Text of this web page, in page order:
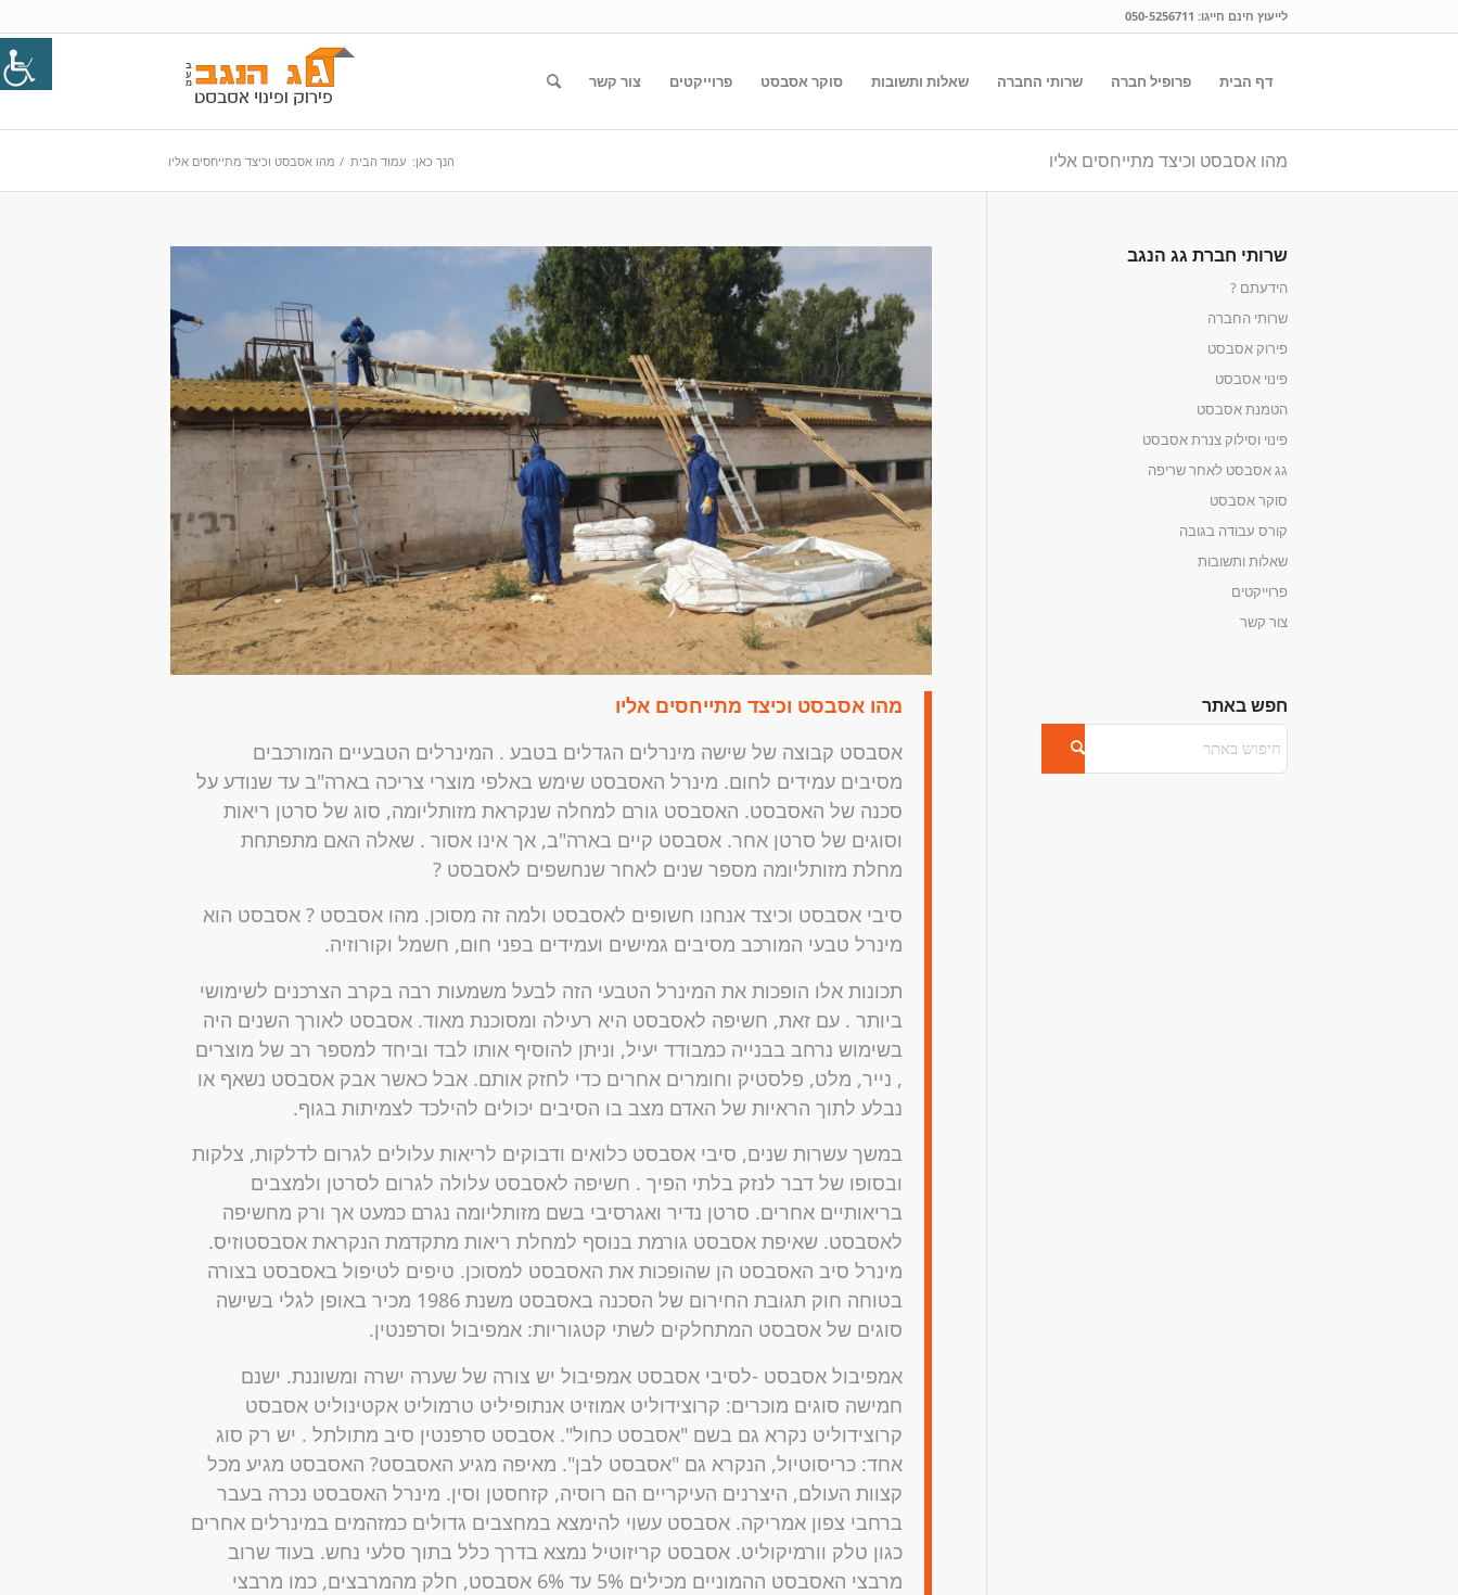
לייעוץ חינם חייגו: 050-5256711
דף הבית פרופיל חברה שרותי החברה שאלות ותשובות סוקר אסבסט פרוייקטים צור קשר
מהו אסבסט וכיצד מתייחסים אליו הנך כאן: עמוד הבית / מהו אסבסט וכיצד מתייחסים אליו
מהו אסבסט וכיצד מתייחסים אליו
אסבסט קבוצה של שישה מינרלים הגדלים בטבע . המינרלים הטבעיים המורכבים
מסיבים עמידים לחום. מינרל האסבסט שימש באלפי מוצרי צריכה בארה"ב עד שנודע על
סכנה של האסבסט. האסבסט גורם למחלה שנקראת מזותליומה, סוג של סרטן ריאות
וסוגים של סרטן אחר. אסבסט קיים בארה"ב, אך אינו אסור . שאלה האם מתפתחת
מחלת מזותליומה מספר שנים לאחר שנחשפים לאסבסט ?
סיבי אסבסט וכיצד אנחנו חשופים לאסבסט ולמה זה מסוכן. מהו אסבסט ? אסבסט הוא
מינרל טבעי המורכב מסיבים גמישים ועמידים בפני חום, חשמל וקורוזיה.
תכונות אלו הופכות את המינרל הטבעי הזה לבעל משמעות רבה בקרב הצרכנים לשימושי
ביותר . עם זאת, חשיפה לאסבסט היא רעילה ומסוכנת מאוד. אסבסט לאורך השנים היה
בשימוש נרחב בבנייה כמבודד יעיל, וניתן להוסיף אותו לבד וביחד למספר רב של מוצרים
, נייר, מלט, פלסטיק וחומרים אחרים כדי לחזק אותם. אבל כאשר אבק אסבסט נשאף או
נבלע לתוך הראיות של האדם מצב בו הסיבים יכולים להילכד לצמיתות בגוף.
במשך עשרות שנים, סיבי אסבסט כלואים ודבוקים לריאות עלולים לגרום לדלקות, צלקות
ובסופו של דבר לנזק בלתי הפיך . חשיפה לאסבסט עלולה לגרום לסרטן ולמצבים
בריאותיים אחרים. סרטן נדיר ואגרסיבי בשם מזותליומה נגרם כמעט אך ורק מחשיפה
לאסבסט. שאיפת אסבסט גורמת בנוסף למחלת ריאות מתקדמת הנקראת אסבסטוזיס.
מינרל סיב האסבסט הן שהופכות את האסבסט למסוכן. טיפים לטיפול באסבסט בצורה
בטוחה חוק תגובת החירום של הסכנה באסבסט משנת 1986 מכיר באופן לגלי בשישה
סוגים של אסבסט המתחלקים לשתי קטגוריות: אמפיבול וסרפנטין.
אמפיבול אסבסט -לסיבי אסבסט אמפיבול יש צורה של שערה ישרה ומשוננת. ישנם
חמישה סוגים מוכרים: קרוצידוליט אמוזיט אנתופיליט טרמוליט אקטינוליט אסבסט
קרוצידוליט נקרא גם בשם "אסבסט כחול". אסבסט סרפנטין סיב מתולתל . יש רק סוג
אחד: כריסוטיול, הנקרא גם "אסבסט לבן". מאיפה מגיע האסבסט? האסבסט מגיע מכל
קצוות העולם, היצרנים העיקריים הם רוסיה, קזחסטן וסין. מינרל האסבסט נכרה בעבר
ברחבי צפון אמריקה. אסבסט עשוי להימצא במחצבים גדולים כמזהמים במינרלים אחרים
כגון טלק וורמיקוליט. אסבסט קריזוטיל נמצא בדרך כלל בתוך סלעי נחש. בעוד שרוב
מרבצי האסבסט ההמוניים מכילים 5% עד 6% אסבסט, חלק מהמרבצים, כמו מרבצי
שרותי חברת גג הנגב
הידעתם ?
שרותי החברה
פירוק אסבסט
פינוי אסבסט
הטמנת אסבסט
פינוי וסילוק צנרת אסבסט
גג אסבסט לאחר שריפה
סוקר אסבסט
קורס עבודה בגובה
שאלות ותשובות
פרוייקטים
צור קשר
חפש באתר